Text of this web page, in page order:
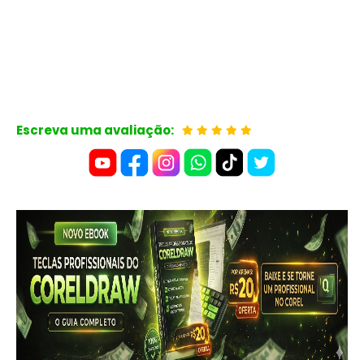
Escreva uma avaliação: